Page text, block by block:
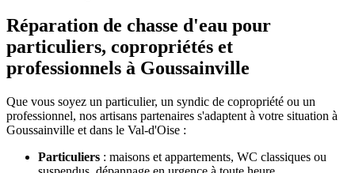
Réparation de chasse d'eau pour
particuliers, copropriétés et
professionnels à Goussainville
Que vous soyez un particulier, un syndic de copropriété ou un
professionnel, nos artisans partenaires s'adaptent à votre situation à
Goussainville et dans le Val-d'Oise :
Particuliers : maisons et appartements, WC classiques ou